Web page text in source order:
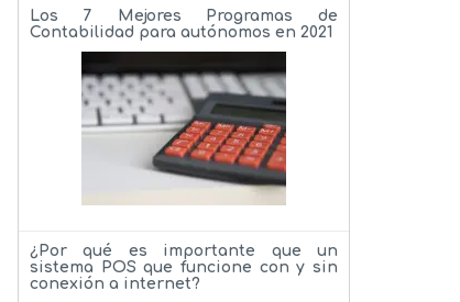
Los 7 Mejores Programas de
Contabilidad para autónomos en 2021
¿Por qué es importante que un
sistema POS que funcione con y sin
conexión a internet?